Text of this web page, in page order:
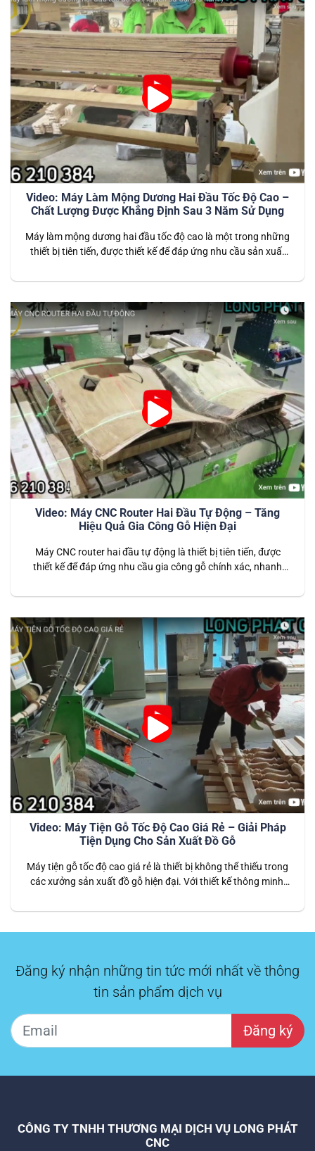
Video: Máy Làm Mộng Dương Hai Đầu Tốc Độ Cao –
Chất Lượng Được Khẳng Định Sau 3 Năm Sử Dụng
Máy làm mộng dương hai đầu tốc độ cao là một trong những
thiết bị tiên tiến, được thiết kế để đáp ứng nhu cầu sản xuất
xác và bền bỉ, máy đã được khách hàng tin dùng trong suốt 3
Video: Máy CNC Router Hai Đầu Tự Động – Tăng
Hiệu Quả Gia Công Gỗ Hiện Đại
Máy CNC router hai đầu tự động là thiết bị tiên tiến, được
thiết kế để đáp ứng nhu cầu gia công gỗ chính xác, nhanh
cắt, máy giúp tăng gấp đôi năng suất so với các dòng máy
Video: Máy Tiện Gỗ Tốc Độ Cao Giá Rẻ – Giải Pháp
Tiện Dụng Cho Sản Xuất Đồ Gỗ
Máy tiện gỗ tốc độ cao giá rẻ là thiết bị không thể thiếu trong
các xưởng sản xuất đồ gỗ hiện đại. Với thiết kế thông minh,
giải pháp hiệu quả cho những doanh nghiệp cần sản xuất
Đăng ký nhận những tin tức mới nhất về thông
tin sản phẩm dịch vụ
Đăng ký
CÔNG TY TNHH THƯƠNG MẠI DỊCH VỤ LONG PHÁT
CNC